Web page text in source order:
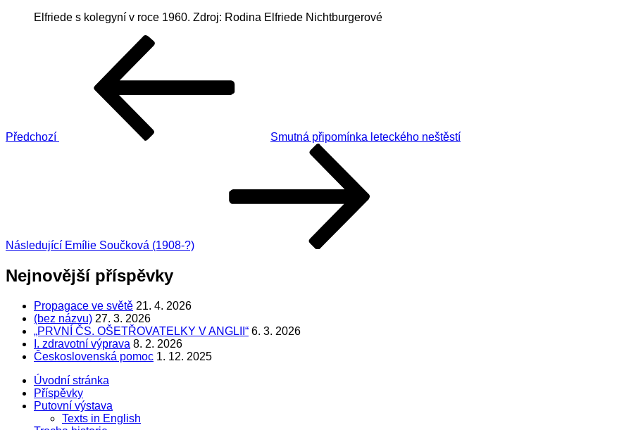
Elfriede s kolegyní v roce 1960. Zdroj: Rodina Elfriede Nichtburgerové
Předchozí
Smutná připomínka leteckého neštěstí
Následující Emílie Součková (1908-?)
Nejnovější příspěvky
Propagace ve světě 21. 4. 2026
(bez názvu) 27. 3. 2026
„PRVNÍ ČS. OŠETŘOVATELKY V ANGLII“ 6. 3. 2026
I. zdravotní výprava 8. 2. 2026
Československá pomoc 1. 12. 2025
Úvodní stránka
Příspěvky
Putovní výstava
Texts in English